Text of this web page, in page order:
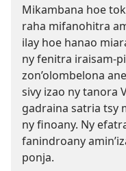
Mikambana hoe
raha mifanohitra
ilay hoe hanao
ny fenitra iraisam-
zon’olombelona
sivy izao ny tanora
gadraina satria tsy
ny finoany. Ny
fanindroany
ponja.